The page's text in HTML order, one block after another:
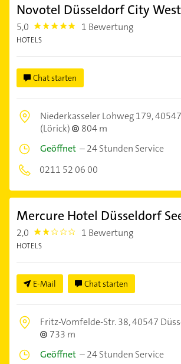
Novotel Düsseldorf City
5,0 5.0 1 Bewertung
HOTELS
Chat starten
Niederkasseler Lohweg 179,
(Lörick)
804 m
Geöffnet –24 Stunden Service
0211 52 06 00
Mercure Hotel Düsseldorf
2,0 2.0 1 Bewertung
HOTELS
E-Mail Chat starten
Fritz-Vomfelde-Str. 38,40547
733 m
Geöffnet –24 Stunden Service